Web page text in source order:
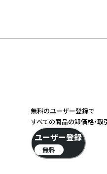
無料のユーザー登録で
すべての商品の卸価格・
ユーザー登録
無料